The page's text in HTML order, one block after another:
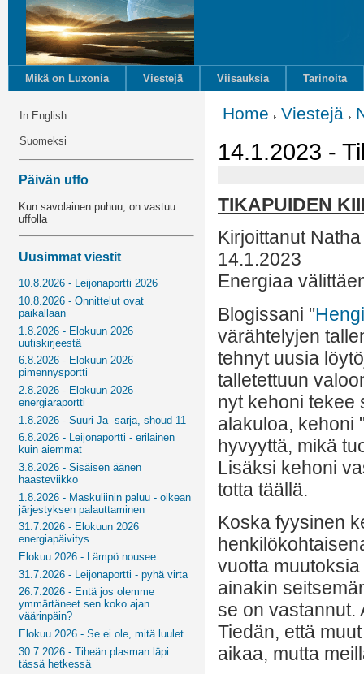
Mikä on Luxonia Viestejä Viisauksia Tarinoita
In English
Suomeksi
Päivän uffo
Kun savolainen puhuu, on vastuu
uffolla
Uusimmat viestit
10.8.2026 - Leijonaportti 2026
10.8.2026 - Onnittelut ovat
paikallaan
1.8.2026 - Elokuun 2026
uutiskirjeestä
6.8.2026 - Elokuun 2026
pimennysportti
2.8.2026 - Elokuun 2026
energiaraportti
1.8.2026 - Suuri Ja -sarja, shoud 11
6.8.2026 - Leijonaportti - erilainen
kuin aiemmat
3.8.2026 - Sisäisen äänen
haasteviikko
1.8.2026 - Maskuliinin paluu - oikean
järjestyksen palauttaminen
31.7.2026 - Elokuun 2026
energiapäivitys
Elokuu 2026 - Lämpö nousee
31.7.2026 - Leijonaportti - pyhä virta
26.7.2026 - Entä jos olemme
ymmärtäneet sen koko ajan
väärinpäin?
Elokuu 2026 - Se ei ole, mitä luulet
30.7.2026 - Tiheän plasman läpi
tässä hetkessä
Home Viestejä
14.1.2023 -
TIKAPUIDEN
Kirjoittanut
14.1.2023
Energiaa
Blogissani "
värähtelyjen
tehnyt uusia
talletettuun
nyt kehoni tekee
alakuloa, kehoni
hyvyyttä, mikä
Lisäksi kehoni
totta täällä.
Koska fyysinen
vuotta
ainakin
se on vastannut.
Tiedän, että
aikaa, mutta